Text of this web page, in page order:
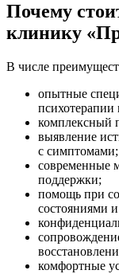
Почему
клинику
В числе
опытные
психотерапии
комплексный
выявление
с симптомами;
современные
поддержки;
помощь при
состояниями
комфортные